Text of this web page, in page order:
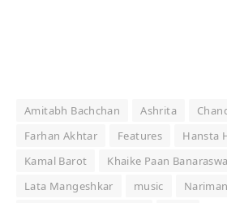
Amitabh Bachchan Ashrita
Farhan Akhtar
Features
Hansta
Kamal Barot
Khaike Paan
Lata Mangeshkar
music